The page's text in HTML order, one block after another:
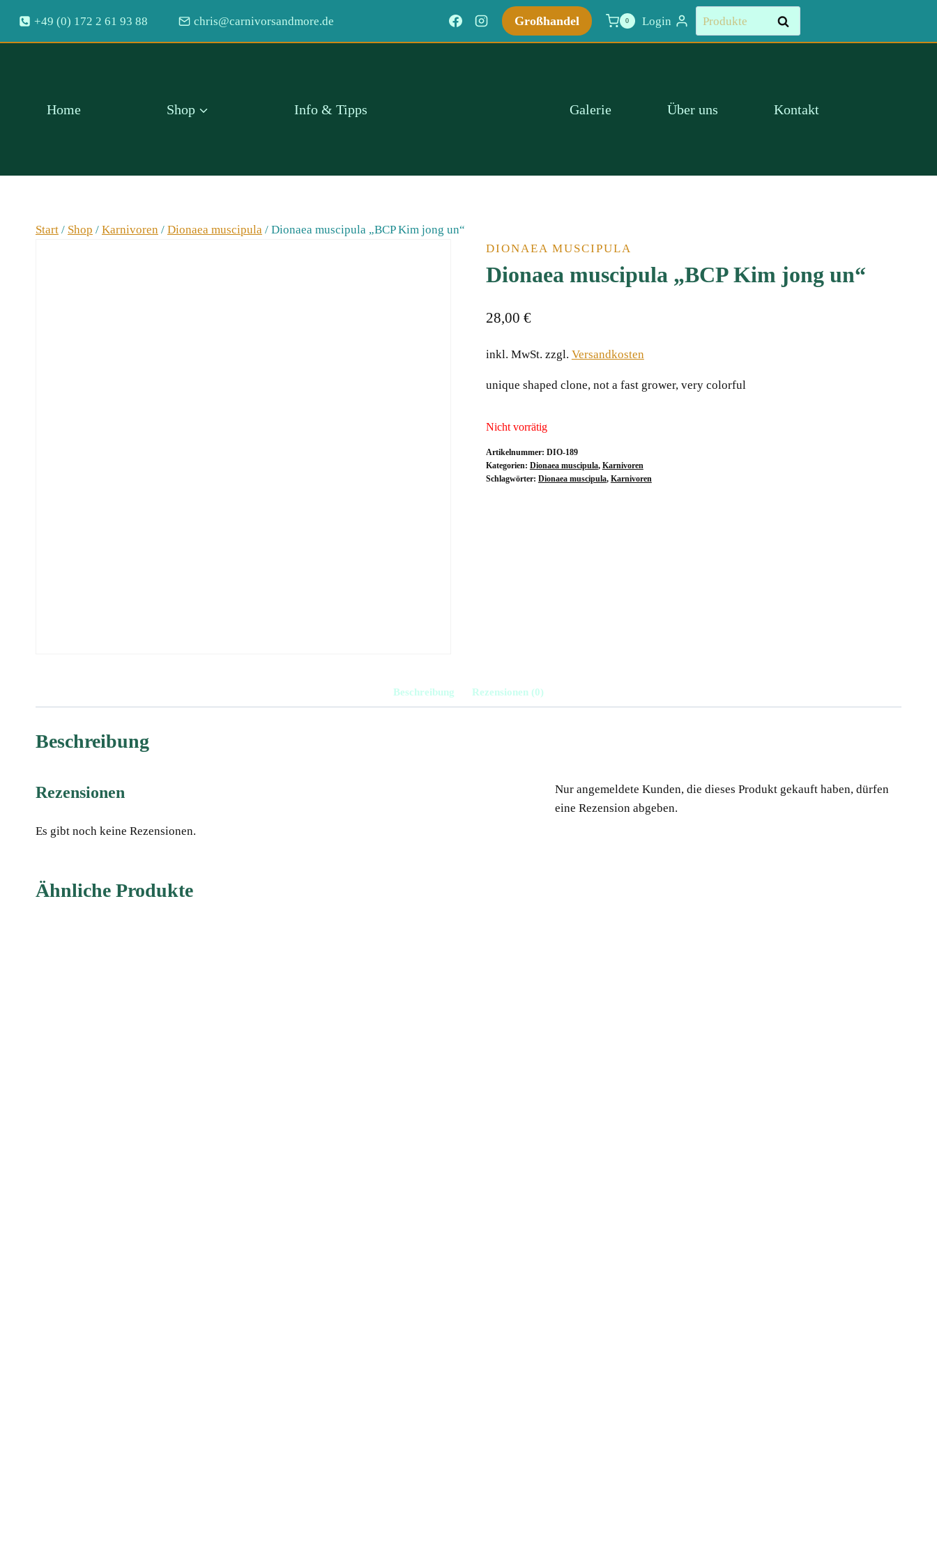
Inhalt
springen
+49 (0) 172 2 61 93 88 chris@carnivorsandmore.de Großhandel 0 Login
Suchen
nach:
Suchen
Home Shop Info & Tipps Galerie Über uns Kontakt
Start / Shop / Karnivoren / Dionaea muscipula / Dionaea muscipula „BCP Kim jong un“ﾠ
DIONAEA MUSCIPULA
Dionaea muscipula „BCP Kim jong un“ﾠ
28,00 €
inkl. MwSt. zzgl. Versandkosten
unique shaped clone, not a fast grower, very colorfulﾠ
Nicht vorrätig
Artikelnummer: DIO-189
Kategorien: Dionaea muscipula, Karnivoren
Schlagwörter: Dionaea muscipula, Karnivoren
Beschreibung Rezensionen (0)
Beschreibung
Rezensionen
Es gibt noch keine Rezensionen.
Nur angemeldete Kunden, die dieses Produkt gekauft haben, dürfen
eine Rezension abgeben.
Ähnliche Produkte